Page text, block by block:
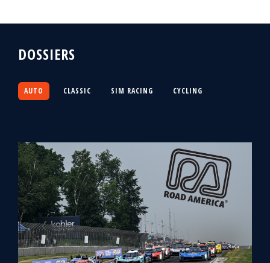
DOSSIERS
AUTO CLASSIC SIM RACING CYCLING